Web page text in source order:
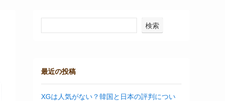
検索
最近の投稿
XGは人気がない？韓国と日本の評判につい